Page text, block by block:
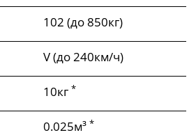
102 (до 850кг)
V (до 240км/ч)
10кг *
0.025м³ *